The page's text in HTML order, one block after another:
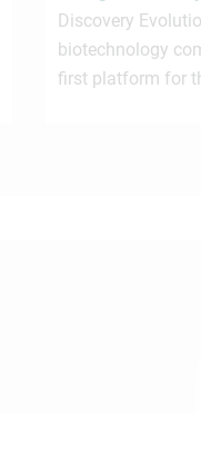
Discovery
biotechnology
first platform for